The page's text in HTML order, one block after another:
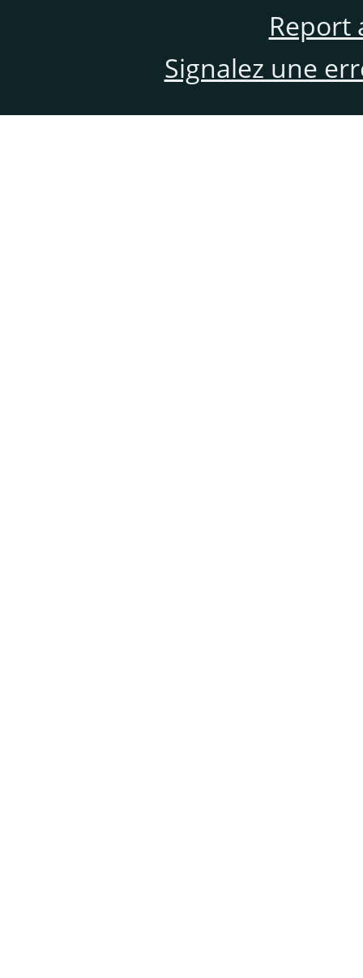
Report
Signalez une